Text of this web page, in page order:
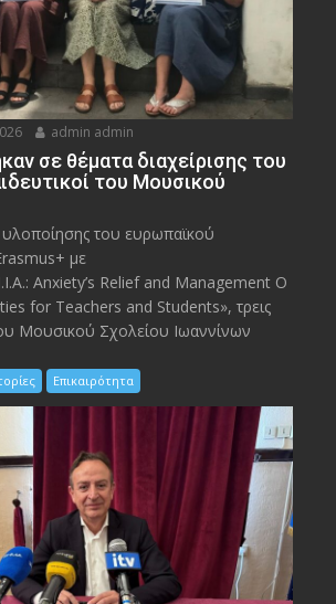
admin admin
σε θέματα διαχείρισης του
του Μουσικού
υλοποίησης του ευρωπαϊκού
με
Anxiety’s Relief and Management O
for Teachers and Students», τρεις
Μουσικού Σχολείου Ιωαννίνων
Επικαιρότητα